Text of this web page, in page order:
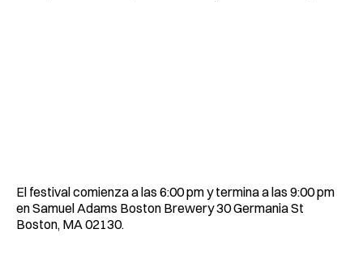
El festival comienza a las 6:00 pm y termina a las 9:00 pm
en Samuel Adams Boston Brewery 30 Germania St
Boston, MA 02130.